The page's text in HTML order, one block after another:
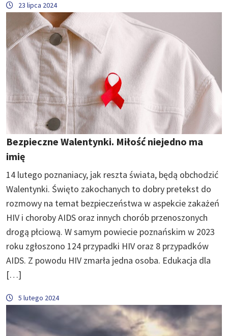
23 lipca 2024
Bezpieczne Walentynki. Miłość niejedno ma
imię
14 lutego poznaniacy, jak reszta świata, będą obchodzić
Walentynki. Święto zakochanych to dobry pretekst do
rozmowy na temat bezpieczeństwa w aspekcie zakażeń
HIV i choroby AIDS oraz innych chorób przenoszonych
drogą płciową. W samym powiecie poznańskim w 2023
roku zgłoszono 124 przypadki HIV oraz 8 przypadków
AIDS. Z powodu HIV zmarła jedna osoba. Edukacja dla
[…]
5 lutego 2024